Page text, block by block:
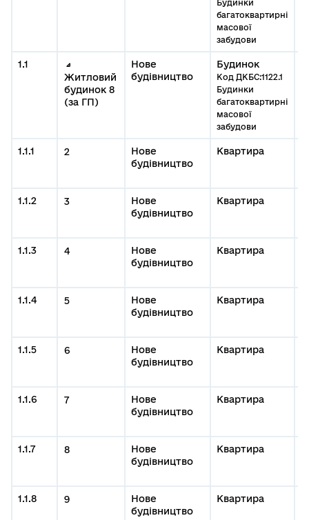
Будинки
багатоквартирні
масової
забудови
1.1
Житловий
будинок 8
(за ГП)
Нове
будівництво
Будинок
Код ДКБС:1122.1
Будинки
багатоквартирні
масової
забудови
1.1.1 2
Нове
будівництво
Квартира
1.1.2 3
Нове
будівництво
Квартира
1.1.3 4
Нове
будівництво
Квартира
1.1.4 5
Нове
будівництво
Квартира
1.1.5 6
Нове
будівництво
Квартира
1.1.6 7
Нове
будівництво
Квартира
1.1.7 8
Нове
будівництво
Квартира
1.1.8 9
Нове
будівництво
Квартира